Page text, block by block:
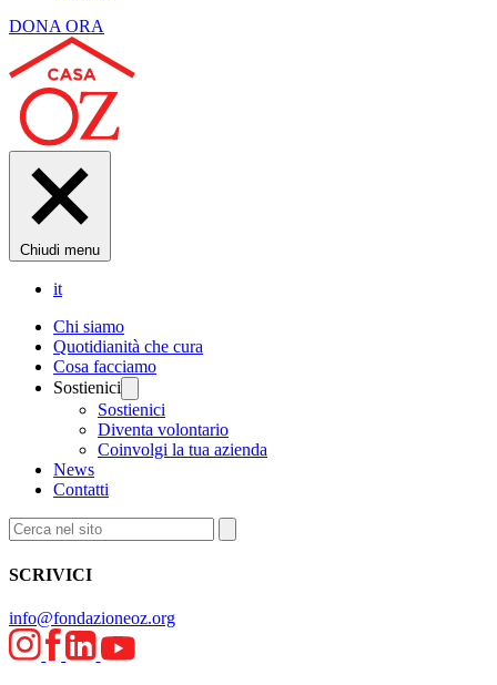
DONA ORA
Chiudi menu
it
Chi siamo
Quotidianità che cura
Cosa facciamo
Sostienici
Sostienici
Diventa volontario
Coinvolgi la tua azienda
News
Contatti
SCRIVICI
info@fondazioneoz.org